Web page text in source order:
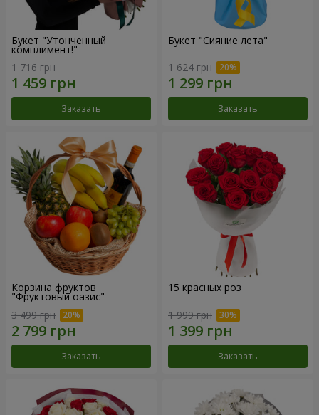
Букет "Утонченный
комплимент!"
1 716 грн
Заказать
Букет "Сияние лета"
1 624 грн
Заказать
Корзина фруктов
"Фруктовый оазис"
3 499 грн
Заказать
15 красных роз
1 999 грн
Заказать